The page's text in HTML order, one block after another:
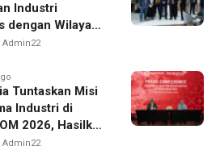
Industri
dengan Wilayah
Rusia untuk
Admin22
Tuntaskan Misi
Industri di
2026, Hasilkan
Sama
Admin22